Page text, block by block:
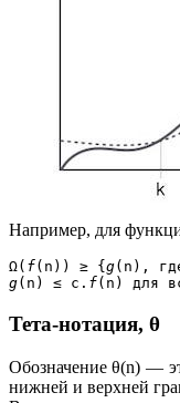
Например, для
Ω( f(n)) ≥ { g
g(n) ≤ c. f(n) для
Тета-нотация, θ
Обозначение θ(n) —
нижней и верхней